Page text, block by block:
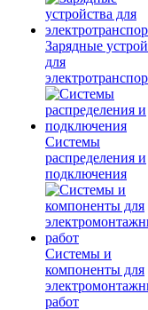
Зарядные
для
Системы
распределения и
подключения
Системы и
компоненты для
работ